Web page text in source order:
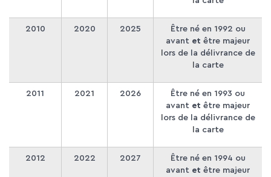
2010 2020 2025
Être né en 1992 ou
avant et être majeur
lors de la délivrance de
la carte
2011 2021 2026
Être né en 1993 ou
avant et être majeur
lors de la délivrance de
la carte
2012 2022 2027
Être né en 1994 ou
avant et être majeur